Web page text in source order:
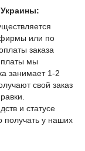
фирмы или по
заказа
мы
занимает 1-2
свой заказ
и статусе
получать у наших